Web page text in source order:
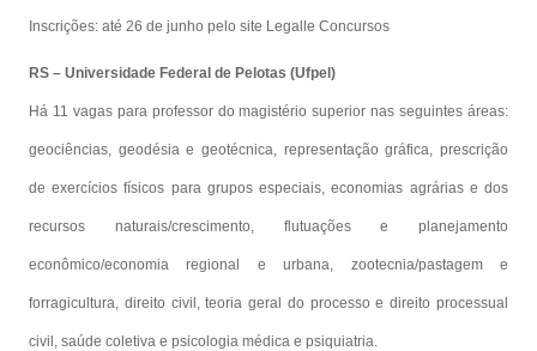
Inscrições: até 26 de junho pelo site Legalle Concursos
RS – Universidade Federal de Pelotas (Ufpel)
Há 11 vagas para professor do magistério superior nas seguintes áreas:
geociências, geodésia e geotécnica, representação gráfica, prescrição
de exercícios físicos para grupos especiais, economias agrárias e dos
recursos naturais/crescimento, flutuações e planejamento
econômico/economia regional e urbana, zootecnia/pastagem e
forragicultura, direito civil, teoria geral do processo e direito processual
civil, saúde coletiva e psicologia médica e psiquiatria.